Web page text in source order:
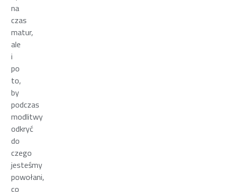
na
czas
matur,
ale
i
po
to,
by
podczas
modlitwy
odkryć
do
czego
jesteśmy
powołani,
co